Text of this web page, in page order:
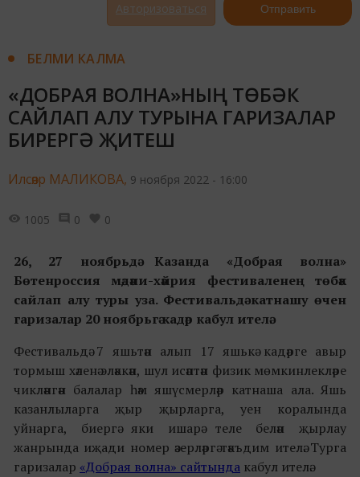
Авторизоваться Отправить
БЕЛМИ КАЛМА
«ДОБРАЯ ВОЛНА»НЫҢ ТӨБӘК
САЙЛАП АЛУ ТУРЫНА ГАРИЗАЛАР
БИРЕРГӘ ҖИТЕШ
Илсөяр МАЛИКОВА, 9 ноября 2022 - 16:00
1005 0 0
26, 27 ноябрьдә Казанда «Добрая волна»
Бөтенроссия мәдәни-хәйрия фестиваленең төбәк
сайлап алу туры уза. Фестивальдә катнашу өчен
гаризалар 20 ноябрьгә кадәр кабул ителә.
Фестивальдә 7 яшьтән алып 17 яшькә кадәрге авыр
тормыш хәленә эләккән, шул исәптән физик мөмкинлекләре
чикләнгән балалар һәм яшүсмерләр катнаша ала. Яшь
казанлыларга җыр җырларга, уен коралында
уйнарга, биергә яки ишарә теле белән җырлау
жанрында иҗади номер әзерләргә тәкъдим ителә. Турга
гаризалар «Добрая волна» сайтында кабул ителә.